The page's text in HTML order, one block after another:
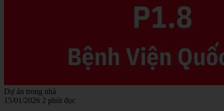
Dự án trong nhà
15/01/2026 2 phút đọc